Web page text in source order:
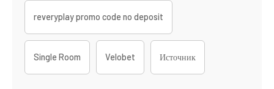
reveryplay promo code no deposit
Single Room Velobet Источник